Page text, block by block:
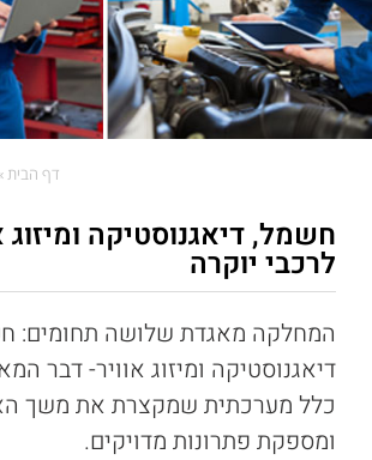
דף הבית
חשמל, דיאגנוסטיקה ומיזוג
לרכבי יוקרה
המחלקה מאגדת שלושה תחומים:
דיאגנוסטיקה ומיזוג אוויר- דבר
כלל מערכתית שמקצרת את משך
ומספקת פתרונות מדויקים.